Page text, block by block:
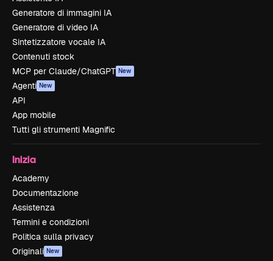
Generatore di immagini IA
Generatore di video IA
Sintetizzatore vocale IA
Contenuti stock
MCP per Claude/ChatGPT New
Agenti New
API
App mobile
Tutti gli strumenti Magnific
Inizia
Academy
Documentazione
Assistenza
Termini e condizioni
Politica sulla privacy
Originali New